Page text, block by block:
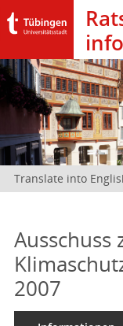
Translate into
Ausschuss
2007